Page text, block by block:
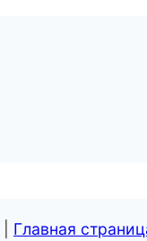
Главная